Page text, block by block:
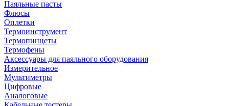
Паяльные пасты
Флюсы
Оплетки
Термоинструмент
Термопинцеты
Термофены
Аксессуары для паяльного оборудования
Измерительное
Мультиметры
Цифровые
Аналоговые